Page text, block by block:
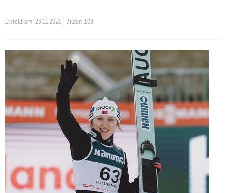
Erstellt am: 23.11.2025 | Bilder: 108